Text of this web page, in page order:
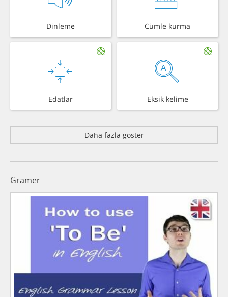
Dinleme Cümle kurma
Edatlar Eksik kelime
Daha fazla göster
Gramer